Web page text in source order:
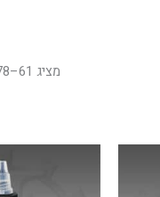
מציג 61–78 מתוך 78 תוצאות